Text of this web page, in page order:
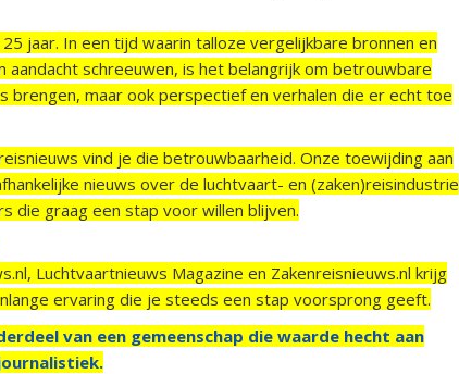
jaar. In een tijd waarin talloze vergelijkbare bronnen en
schreeuwen, is het belangrijk om betrouwbare
brengen, maar ook perspectief en verhalen die er echt toe
vind je die betrouwbaarheid. Onze toewijding aan
nieuws over de luchtvaart- en (zaken)reisindustrie
die graag een stap voor willen blijven.
Luchtvaartnieuws Magazine en Zakenreisnieuws.nl krijg
ervaring die je steeds een stap voorsprong geeft.
van een gemeenschap die waarde hecht aan